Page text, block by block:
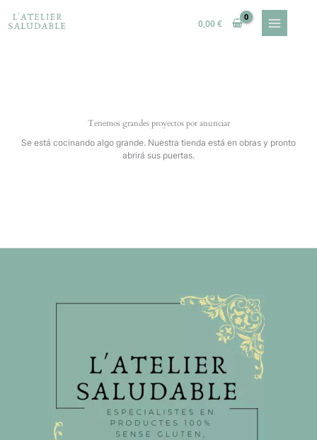
contenido
0,00€
Tenemos grandes proyectos por anunciar
Se está cocinando algo grande. Nuestra tienda está en obras y pronto
abrirá sus puertas.